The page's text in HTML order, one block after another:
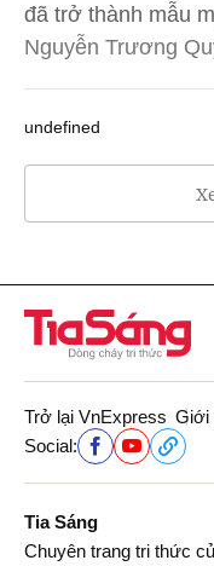
đã trở thành mẫu
Nguyễn Trương
undefined
Trở lại VnExpress Giới
Social:
Tia Sáng
Chuyên trang tri thức